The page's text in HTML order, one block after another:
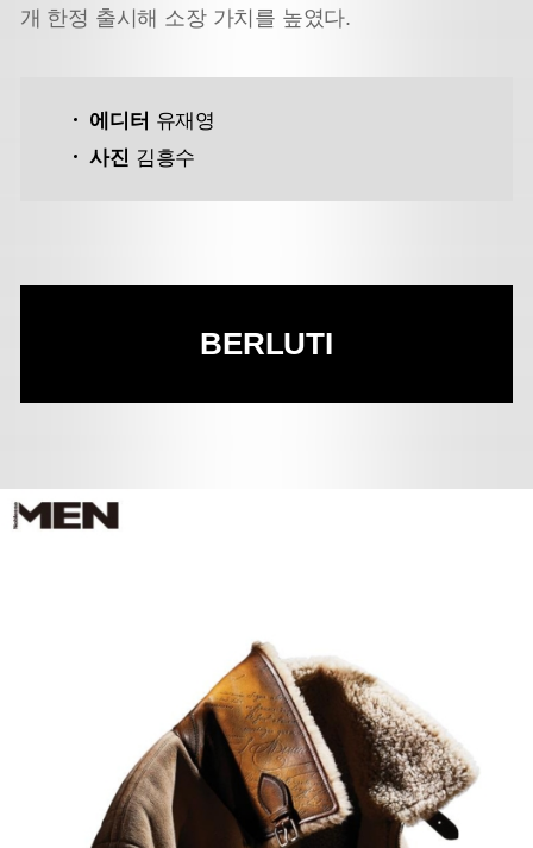
개 한정 출시해 소장 가치를 높였다.
에디터 유재영
사진 김흥수
BERLUTI